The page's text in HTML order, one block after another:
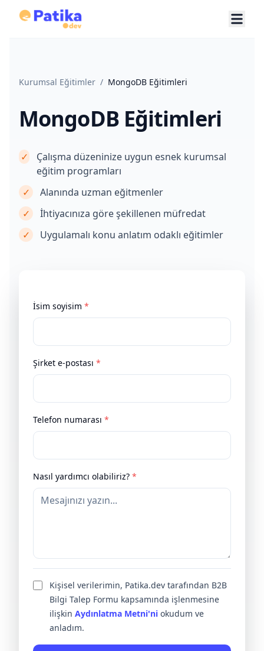
Kurumsal Eğitimler / MongoDB Eğitimleri
MongoDB Eğitimleri
✓
Çalışma düzeninize uygun esnek kurumsal
eğitim programları
✓
Alanında uzman eğitmenler
✓
İhtiyacınıza göre şekillenen müfredat
✓
Uygulamalı konu anlatım odaklı eğitimler
İsim soyisim *
Şirket e-postası *
Telefon numarası *
Nasıl yardımcı olabiliriz? *
Kişisel verilerimin, Patika.dev tarafından B2B
Bilgi Talep Formu kapsamında işlenmesine
ilişkin Aydınlatma Metni'ni okudum ve
anladım.